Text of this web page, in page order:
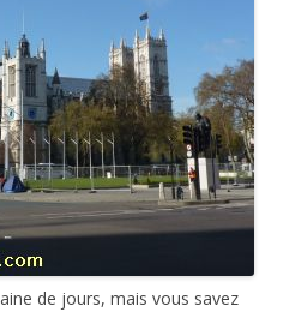
de jours, mais vous savez